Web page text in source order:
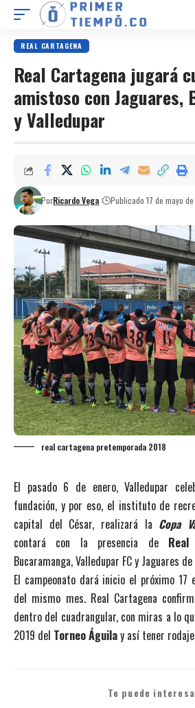
REAL CARTAGENA
Real Cartagena jugará
amistoso con Jaguares,
y Valledupar
PorRicardo Vega Publicado 17 de mayo
real cartagena pretemporada 2018
El pasado 6 de enero, Valledupar
fundación, y por eso, el instituto de
capital del César, realizará la Copa
contará con la presencia de
Bucaramanga, Valledupar FC y Jaguares
El campeonato dará inicio el próximo 17
del mismo mes. Real Cartagena
dentro del cuadrangular, con miras a lo
2019 del Torneo Águilay así tener
Te puede